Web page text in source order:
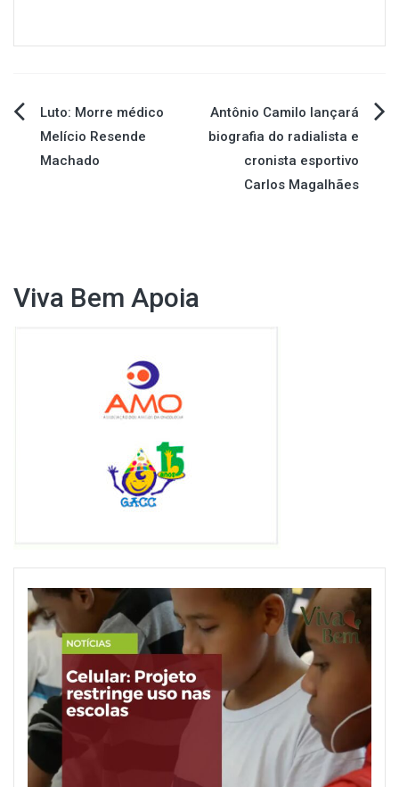
Navegação
de
Luto: Morre médico
Melício Resende
Machado
Antônio Camilo lançará
biografia do radialista e
cronista esportivo
Carlos Magalhães
Viva Bem Apoia